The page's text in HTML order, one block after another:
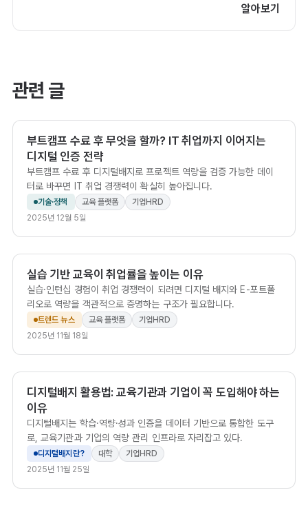
알아보기
관련 글
부트캠프 수료 후 무엇을 할까? IT 취업까지 이어지는
디지털 인증 전략
부트캠프 수료 후 디지털배지로 프로젝트 역량을 검증 가능한 데이
터로 바꾸면 IT 취업 경쟁력이 확실히 높아집니다.
기술·정책 교육 플랫폼
기업HRD
2025년 12월 5일
실습 기반 교육이 취업률을 높이는 이유
실습·인턴십 경험이 취업 경쟁력이 되려면 디지털 배지와 E-포트폴
리오로 역량을 객관적으로 증명하는 구조가 필요합니다.
트렌드 뉴스 교육 플랫폼
기업HRD
2025년 11월 18일
디지털배지 활용법: 교육기관과 기업이 꼭 도입해야 하는
이유
디지털배지는 학습·역량·성과 인증을 데이터 기반으로 통합한 도구
로, 교육기관과 기업의 역량 관리 인프라로 자리잡고 있다.
디지털배지란? 대학
기업HRD
2025년 11월 25일